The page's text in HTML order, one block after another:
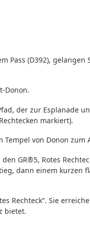
Pass (D392), gelangen
Donon.
der zur Esplanade
markiert).
Tempel von Donon
GR®5, Rotes
dann einem kurzen
Rechteck“. Sie
bietet.